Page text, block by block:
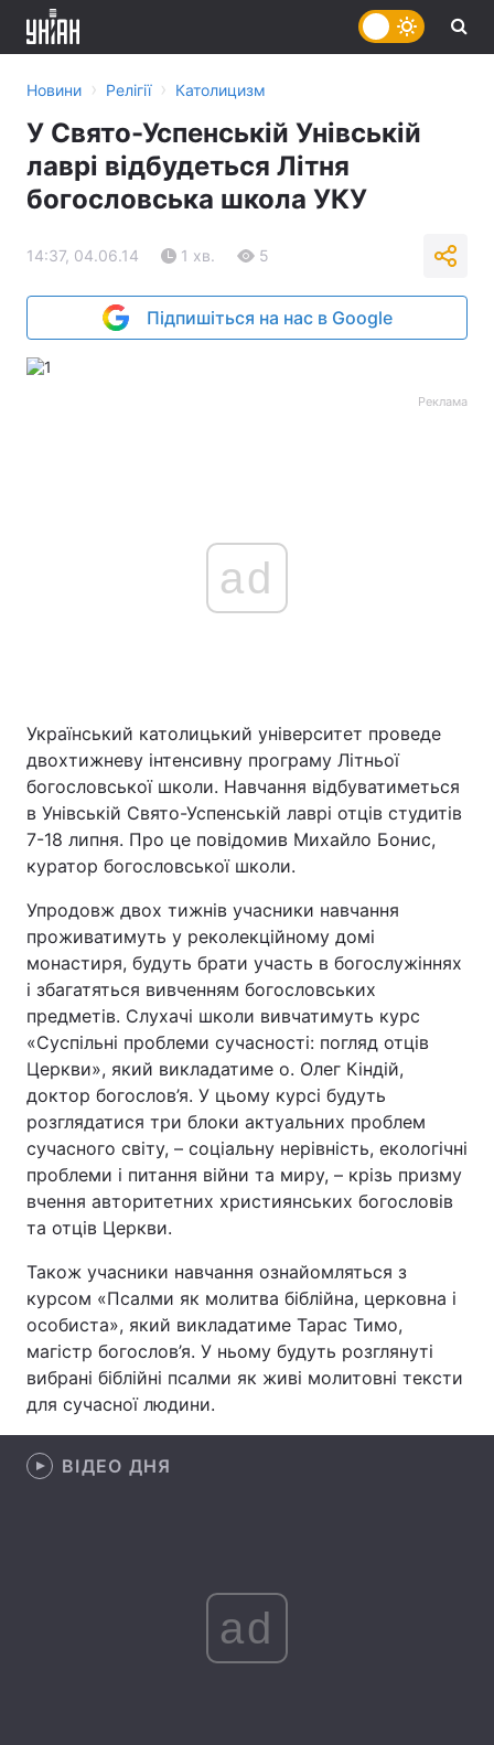
Головна Війна
Україна Політика
Економіка Світ
Спорт
Техно і зв'язок Лайт
Зброя Інциденти
Здоров'я Туризм
Екологія
Думки
Новини › Релігії › Католицизм
У Свято-Успенській Унівській
лаврі відбудеться Літня
богословська школа УКУ
14:37, 04.06.14 1 хв. 5
Підпишіться на нас в Google
Реклама
ad
Український католицький університет проведе
двохтижневу інтенсивну програму Літньої
богословської школи. Навчання відбуватиметься
в Унівській Свято-Успенській лаврі отців студитів
7-18 липня. Про це повідомив Михайло Бонис,
куратор богословської школи.
Упродовж двох тижнів учасники навчання
проживатимуть у реколекційному домі
монастиря, будуть брати участь в богослужіннях
і збагатяться вивченням богословських
предметів. Слухачі школи вивчатимуть курс
«Суспільні проблеми сучасності: погляд отців
Церкви», який викладатиме о. Олег Кіндій,
доктор богослов’я. У цьому курсі будуть
розглядатися три блоки актуальних проблем
сучасного світу, – соціальну нерівність, екологічні
проблеми і питання війни та миру, – крізь призму
вчення авторитетних християнських богословів
та отців Церкви.
Також учасники навчання ознайомляться з
курсом «Псалми як молитва біблійна, церковна і
особиста», який викладатиме Тарас Тимо,
магістр богослов’я. У ньому будуть розглянуті
вибрані біблійні псалми як живі молитовні тексти
для сучасної людини.
ВІДЕО ДНЯ
ad